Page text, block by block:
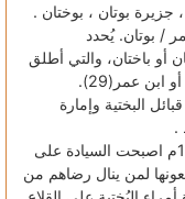
جزيرة بوتان ، بوختان .
/ بوتان. يُحدد
أو باختان، والتي أطلق
عمر(29).
البختية وإمارة
.
عند سقوط الإمارة المروانية سنة 478هـ/1085م اصبحت السيادة على
لمن ينال رضاهم من